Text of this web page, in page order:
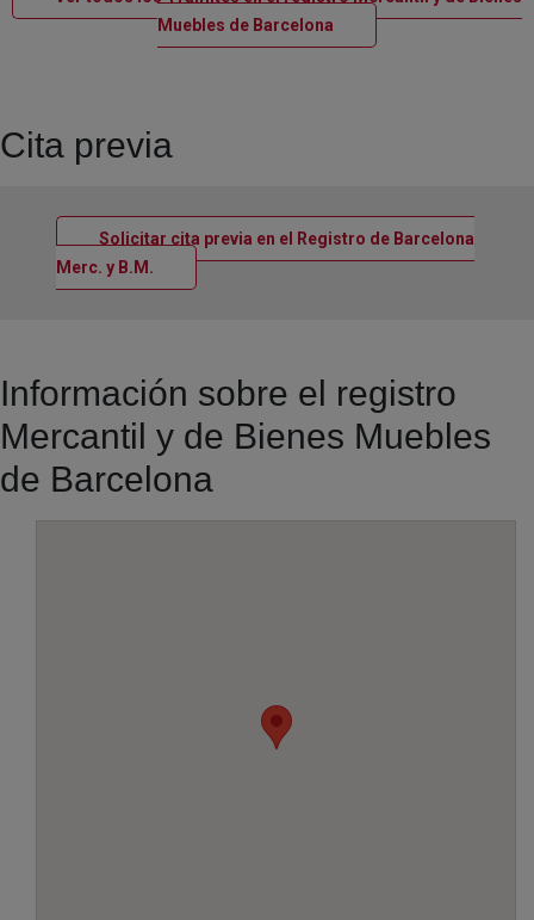
Muebles de Barcelona Ventana nueva
Cita previa
Solicitar cita previa en el Registro de Barcelona
Merc. y B.M. Ventana nueva
Información sobre el registro
Mercantil y de Bienes Muebles
de Barcelona